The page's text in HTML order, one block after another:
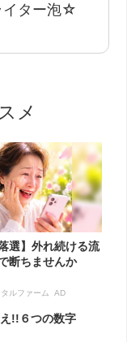
イター泡☆
メ
選】外れ続ける流
断ちませんか
ルファーム AD
!!６つの数字